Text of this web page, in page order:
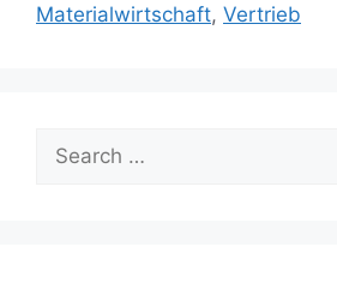
Materialwirtschaft, Vertrieb
Search
for: